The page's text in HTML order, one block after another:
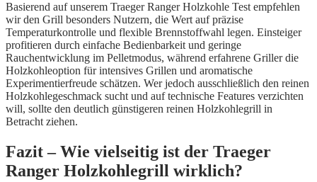
Basierend auf unserem Traeger Ranger Holzkohle Test empfehlen
wir den Grill besonders Nutzern, die Wert auf präzise
Temperaturkontrolle und flexible Brennstoffwahl legen. Einsteiger
profitieren durch einfache Bedienbarkeit und geringe
Rauchentwicklung im Pelletmodus, während erfahrene Griller die
Holzkohleoption für intensives Grillen und aromatische
Experimentierfreude schätzen. Wer jedoch ausschließlich den reinen
Holzkohlegeschmack sucht und auf technische Features verzichten
will, sollte den deutlich günstigeren reinen Holzkohlegrill in
Betracht ziehen.
Fazit – Wie vielseitig ist der Traeger
Ranger Holzkohlegrill wirklich?